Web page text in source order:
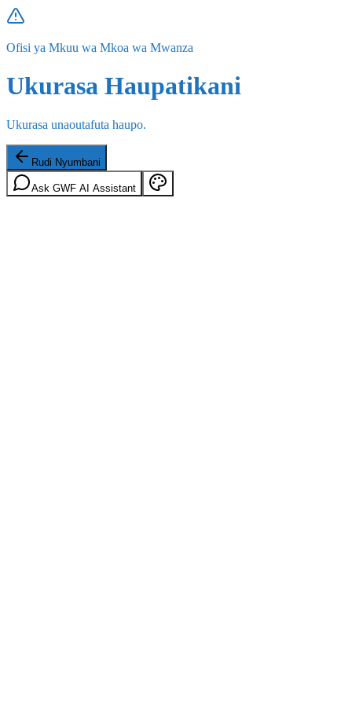
Ofisi ya Mkuu wa Mkoa wa Mwanza
Ukurasa Haupatikani
Ukurasa unaoutafuta haupo.
Rudi Nyumbani
Ask GWF AI Assistant